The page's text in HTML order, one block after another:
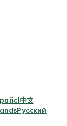
中文
Русский